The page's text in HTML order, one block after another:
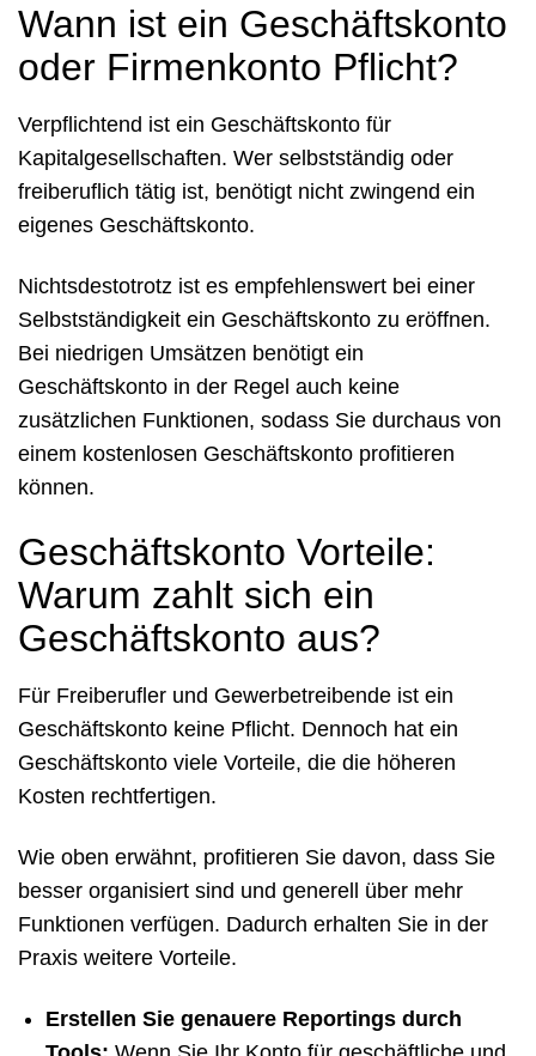
Wann ist ein Geschäftskonto
oder Firmenkonto Pflicht?
Verpflichtend ist ein Geschäftskonto für
Kapitalgesellschaften. Wer selbstständig oder
freiberuflich tätig ist, benötigt nicht zwingend ein
eigenes Geschäftskonto.
Nichtsdestotrotz ist es empfehlenswert bei einer
Selbstständigkeit ein Geschäftskonto zu eröffnen.
Bei niedrigen Umsätzen benötigt ein
Geschäftskonto in der Regel auch keine
zusätzlichen Funktionen, sodass Sie durchaus von
einem kostenlosen Geschäftskonto profitieren
können.
Geschäftskonto Vorteile:
Warum zahlt sich ein
Geschäftskonto aus?
Für Freiberufler und Gewerbetreibende ist ein
Geschäftskonto keine Pflicht. Dennoch hat ein
Geschäftskonto viele Vorteile, die die höheren
Kosten rechtfertigen.
Wie oben erwähnt, profitieren Sie davon, dass Sie
besser organisiert sind und generell über mehr
Funktionen verfügen. Dadurch erhalten Sie in der
Praxis weitere Vorteile.
Erstellen Sie genauere Reportings durch